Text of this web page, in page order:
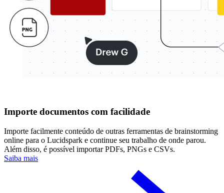
Importe documentos com facilidade
Importe facilmente conteúdo de outras ferramentas de brainstorming
online para o Lucidspark e continue seu trabalho de onde parou.
Além disso, é possível importar PDFs, PNGs e CSVs.
Saiba mais